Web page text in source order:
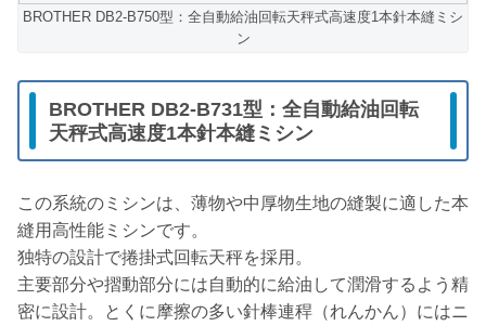
BROTHER DB2-B750型：全自動給油回転天秤式高速度1本針本縫ミシ
ン
BROTHER DB2-B731型：全自動給油回転
天秤式高速度1本針本縫ミシン
この系統のミシンは、薄物や中厚物生地の縫製に適した本
縫用高性能ミシンです。
独特の設計で捲掛式回転天秤を採用。
主要部分や摺動部分には自動的に給油して潤滑するよう精
密に設計。とくに摩擦の多い針棒連稈（れんかん）にはニ